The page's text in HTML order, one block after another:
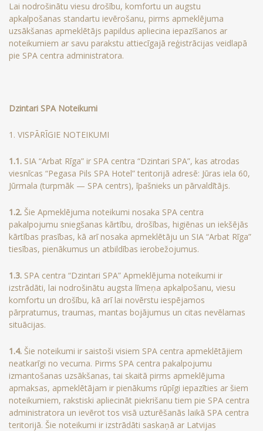
Lai nodrošinātu viesu drošību, komfortu un augstu
apkalpošanas standartu ievērošanu, pirms apmeklējuma
uzsākšanas apmeklētājs papildus apliecina iepazīšanos ar
noteikumiem ar savu parakstu attiecīgajā reģistrācijas veidlapā
pie SPA centra administratora.
Dzintari SPA Noteikumi
1. VISPĀRĪGIE NOTEIKUMI
1.1. SIA “Arbat Rīga” ir SPA centra “Dzintari SPA”, kas atrodas
viesnīcas “Pegasa Pils SPA Hotel” teritorijā adresē: Jūras iela 60,
Jūrmala (turpmāk — SPA centrs), īpašnieks un pārvaldītājs.
1.2. Šie Apmeklējuma noteikumi nosaka SPA centra
pakalpojumu sniegšanas kārtību, drošības, higiēnas un iekšējās
kārtības prasības, kā arī nosaka apmeklētāju un SIA “Arbat Rīga”
tiesības, pienākumus un atbildības ierobežojumus.
1.3. SPA centra “Dzintari SPA” Apmeklējuma noteikumi ir
izstrādāti, lai nodrošinātu augsta līmeņa apkalpošanu, viesu
komfortu un drošību, kā arī lai novērstu iespējamos
pārpratumus, traumas, mantas bojājumus un citas nevēlamas
situācijas.
1.4. Šie noteikumi ir saistoši visiem SPA centra apmeklētājiem
neatkarīgi no vecuma. Pirms SPA centra pakalpojumu
izmantošanas uzsākšanas, tai skaitā pirms apmeklējuma
apmaksas, apmeklētājam ir pienākums rūpīgi iepazīties ar šiem
noteikumiem, rakstiski apliecināt piekrišanu tiem pie SPA centra
administratora un ievērot tos visā uzturēšanās laikā SPA centra
teritorijā. Šie noteikumi ir izstrādāti saskaņā ar Latvijas